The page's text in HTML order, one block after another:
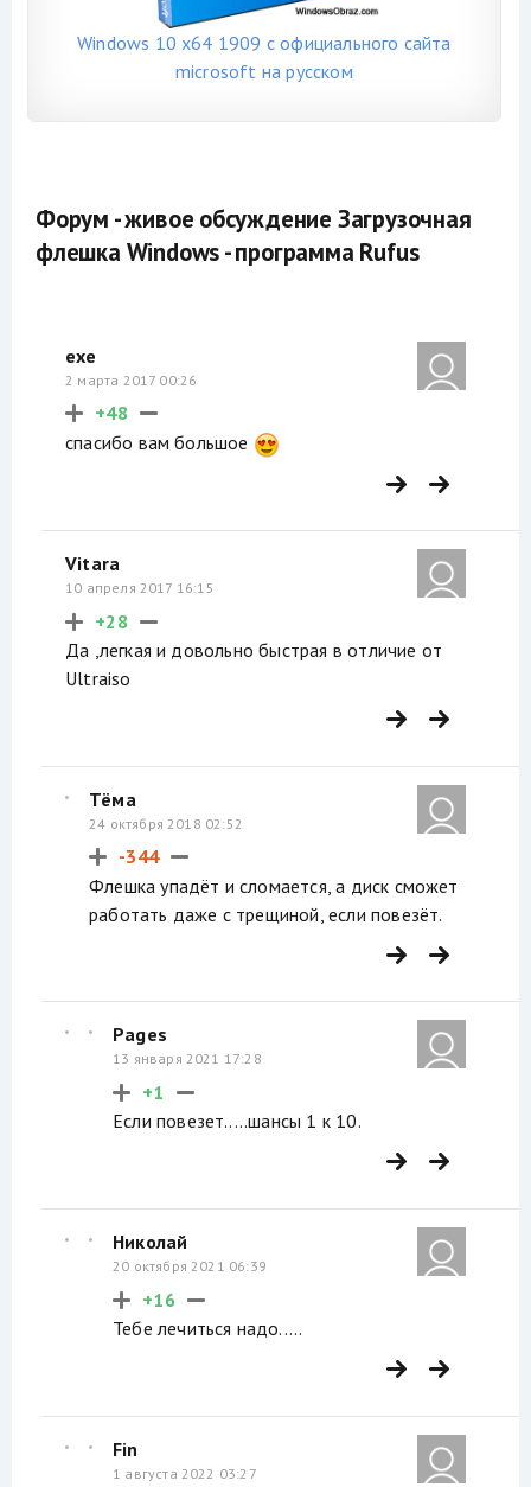
Windows 10 x64 1909 с официального сайта
microsoft на русском
Форум - живое обсуждение Загрузочная
флешка Windows - программа Rufus
exe
2 марта 2017 00:26
+48
спасибо вам большое
Vitara
10 апреля 2017 16:15
+28
Да ,легкая и довольно быстрая в отличие от
Ultraiso
Тёма
24 октября 2018 02:52
-344
Флешка упадёт и сломается, а диск сможет
работать даже с трещиной, если повезёт.
Pages
13 января 2021 17:28
+1
Если повезет.....шансы 1 к 10.
Николай
20 октября 2021 06:39
+16
Тебе лечиться надо.....
Fin
1 августа 2022 03:27